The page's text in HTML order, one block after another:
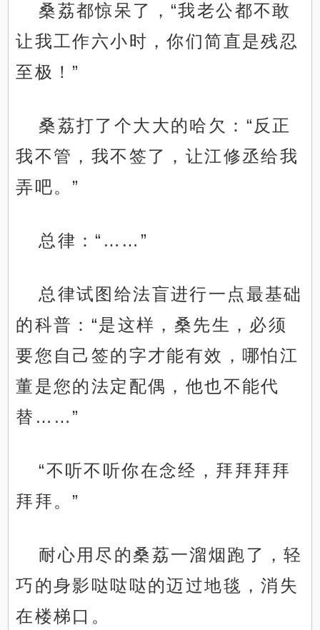
桑荔都惊呆了，“我老公都不敢
让我工作六小时，你们简直是残忍
至极！”
桑荔打了个大大的哈欠：“反正
我不管，我不签了，让江修丞给我
弄吧。”
总律：“……”
总律试图给法盲进行一点最基础
的科普：“是这样，桑先生，必须
要您自己签的字才能有效，哪怕江
董是您的法定配偶，他也不能代
替……”
“不听不听你在念经，拜拜拜拜
拜拜。”
耐心用尽的桑荔一溜烟跑了，轻
巧的身影哒哒哒的迈过地毯，消失
在楼梯口。